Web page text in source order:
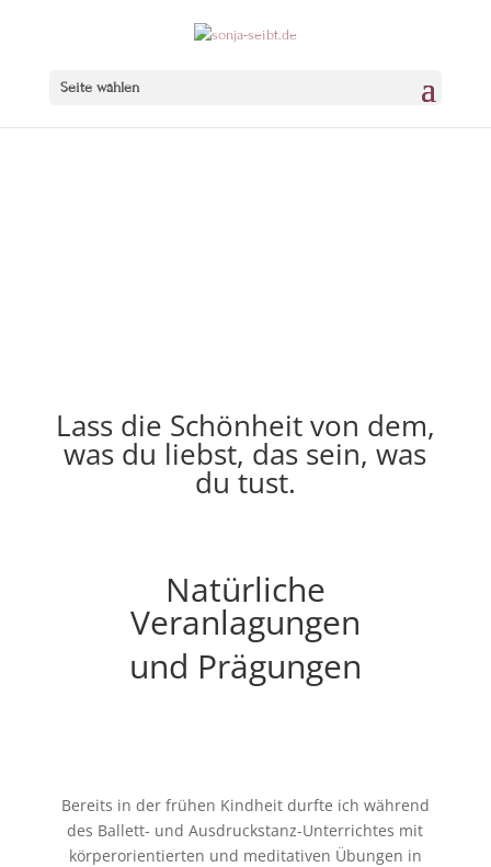
Seite wählen
Lass die Schönheit von dem,
was du liebst, das sein, was
du tust.
Natürliche
Veranlagungen
und Prägungen
Bereits in der frühen Kindheit durfte ich während
des Ballett- und Ausdruckstanz-Unterrichtes mit
körperorientierten und meditativen Übungen in